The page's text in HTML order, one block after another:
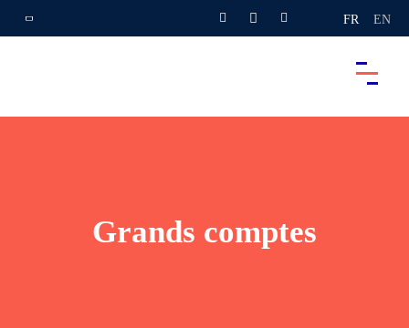
FR EN
Grands comptes